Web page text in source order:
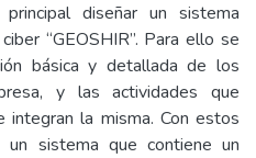
diseñar un sistema
“GEOSHIR”. Para ello se
básica y detallada de los
y las actividades que
integran la misma. Con estos
un sistema que contiene un